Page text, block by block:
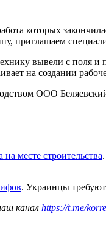
которых
приглашаем
вывели с поля
на создании
ООО
месте строительства
. Украинцы
канал https://t.me/